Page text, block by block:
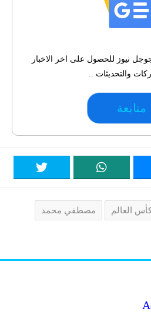
نيوز للحصول على اخر الاخبار
والتحديثات ..
متابعة
العالم مصطفي محمد